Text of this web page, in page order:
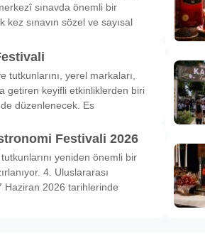
sınavda önemli bir
kez sınavın sözel ve sayısal
yerel markaları,
getiren keyifli etkinliklerden biri
düzenlenecek. Es
Festivali 2026
yeniden önemli bir
4. Uluslararası
Haziran 2026 tarihlerinde